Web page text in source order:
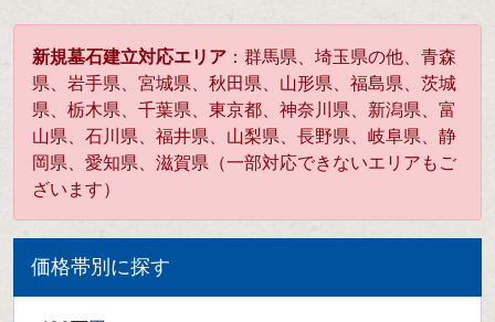
新規墓石建立対応エリア ：群馬県、埼玉県の他、青森
県、岩手県、宮城県、秋田県、山形県、福島県、茨城
県、栃木県、千葉県、東京都、神奈川県、新潟県、富
山県、石川県、福井県、山梨県、長野県、岐阜県、静
岡県、愛知県、滋賀県（一部対応できないエリアもご
ざいます）
価格帯別に探す